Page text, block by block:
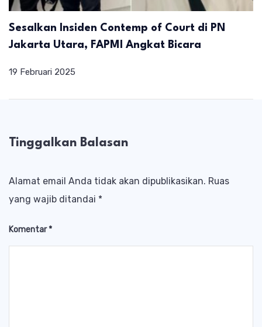
Sesalkan Insiden Contemp of Court di PN
Jakarta Utara, FAPMI Angkat Bicara
19 Februari 2025
Tinggalkan Balasan
Alamat email Anda tidak akan dipublikasikan. Ruas
yang wajib ditandai *
Komentar*